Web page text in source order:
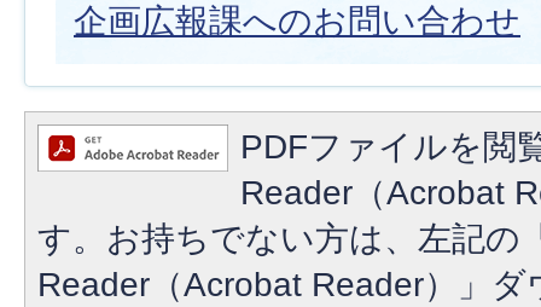
企画広報課へのお問い合わせ
PDFファイルを閲
Reader（Acrobat
す。お持ちでない方は、左記の
Reader（Acrobat Reader）」